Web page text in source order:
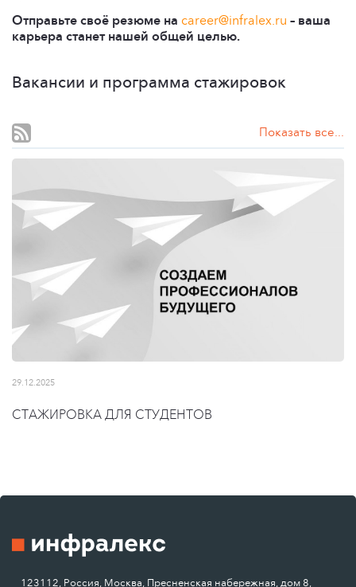
Отправьте своё резюме на career@infralex.ru – ваша
карьера станет нашей общей целью.
Вакансии и программа стажировок
Показать все...
29.12.2025
СТАЖИРОВКА ДЛЯ СТУДЕНТОВ
123112, Россия, Москва, Пресненская набережная, дом 8,